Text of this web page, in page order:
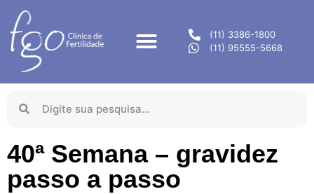
(11) 3386-1800
(11) 95555-5668
40ª Semana – gravidez
passo a passo